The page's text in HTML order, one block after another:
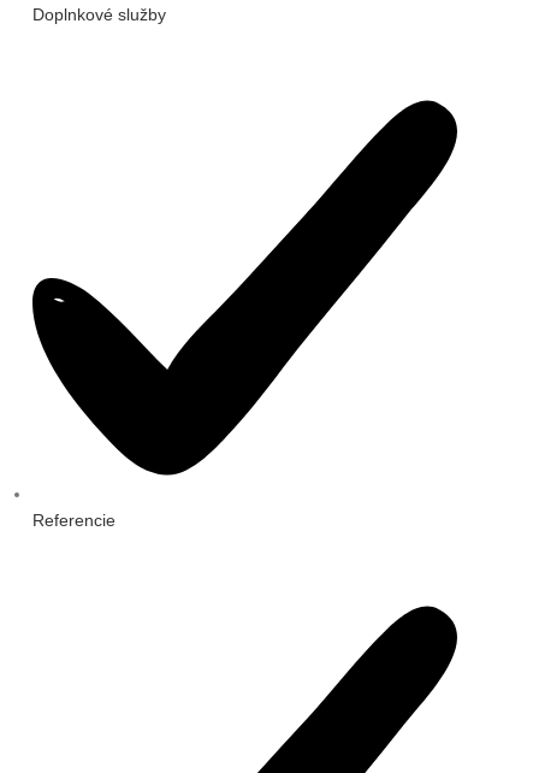
Doplnkové služby
Referencie